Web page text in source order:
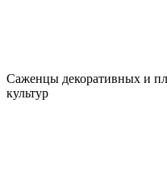
Саженцы декоративных и
культур